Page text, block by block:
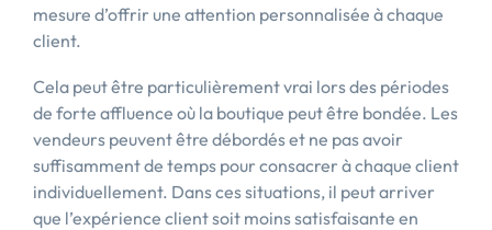
mesure d’offrir une attention personnalisée à chaque
client.
Cela peut être particulièrement vrai lors des périodes
de forte affluence où la boutique peut être bondée. Les
vendeurs peuvent être débordés et ne pas avoir
suffisamment de temps pour consacrer à chaque client
individuellement. Dans ces situations, il peut arriver
que l’expérience client soit moins satisfaisante en